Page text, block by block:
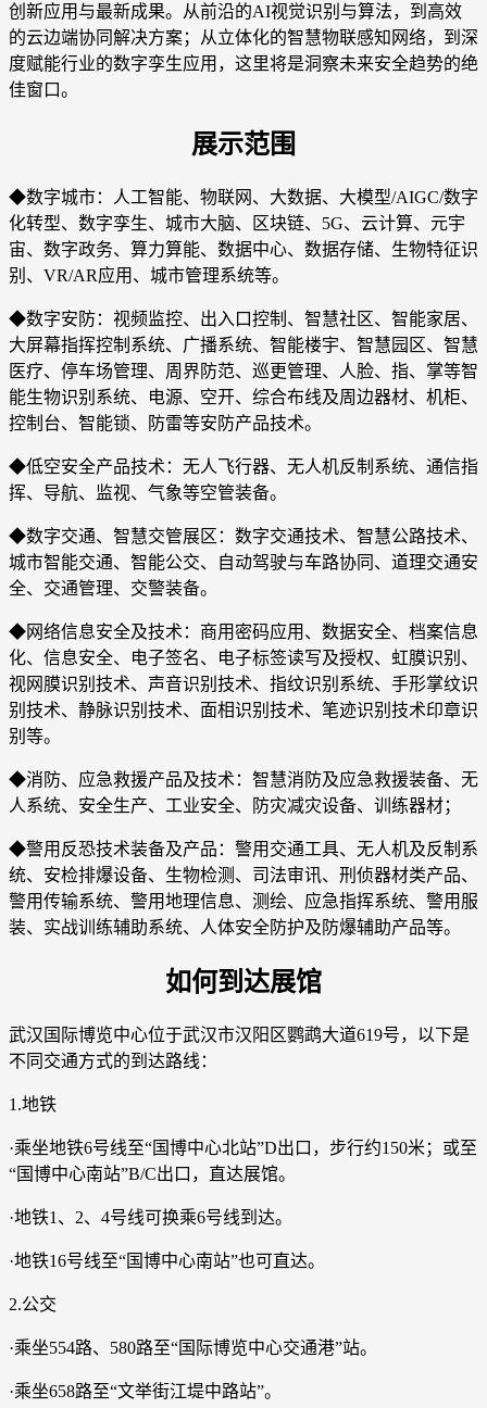
创新应用与最新成果。从前沿的AI视觉识别与算法，到高效
的云边端协同解决方案；从立体化的智慧物联感知网络，到深
度赋能行业的数字孪生应用，这里将是洞察未来安全趋势的绝
佳窗口。
展示范围
◆数字城市：人工智能、物联网、大数据、大模型/AIGC/数字
化转型、数字孪生、城市大脑、区块链、5G、云计算、元宇
宙、数字政务、算力算能、数据中心、数据存储、生物特征识
别、VR/AR应用、城市管理系统等。
◆数字安防：视频监控、出入口控制、智慧社区、智能家居、
大屏幕指挥控制系统、广播系统、智能楼宇、智慧园区、智慧
医疗、停车场管理、周界防范、巡更管理、人脸、指、掌等智
能生物识别系统、电源、空开、综合布线及周边器材、机柜、
控制台、智能锁、防雷等安防产品技术。
◆低空安全产品技术：无人飞行器、无人机反制系统、通信指
挥、导航、监视、气象等空管装备。
◆数字交通、智慧交管展区：数字交通技术、智慧公路技术、
城市智能交通、智能公交、自动驾驶与车路协同、道理交通安
全、交通管理、交警装备。
◆网络信息安全及技术：商用密码应用、数据安全、档案信息
化、信息安全、电子签名、电子标签读写及授权、虹膜识别、
视网膜识别技术、声音识别技术、指纹识别系统、手形掌纹识
别技术、静脉识别技术、面相识别技术、笔迹识别技术印章识
别等。
◆消防、应急救援产品及技术：智慧消防及应急救援装备、无
人系统、安全生产、工业安全、防灾减灾设备、训练器材；
◆警用反恐技术装备及产品：警用交通工具、无人机及反制系
统、安检排爆设备、生物检测、司法审讯、刑侦器材类产品、
警用传输系统、警用地理信息、测绘、应急指挥系统、警用服
装、实战训练辅助系统、人体安全防护及防爆辅助产品等。
如何到达展馆
武汉国际博览中心位于武汉市汉阳区鹦鹉大道619号，以下是
不同交通方式的到达路线：
1.地铁
·乘坐地铁6号线至“国博中心北站”D出口，步行约150米；或至
“国博中心南站”B/C出口，直达展馆。
·地铁1、2、4号线可换乘6号线到达。
·地铁16号线至“国博中心南站”也可直达。
2.公交
·乘坐554路、580路至“国际博览中心交通港”站。
·乘坐658路至“文举街江堤中路站”。